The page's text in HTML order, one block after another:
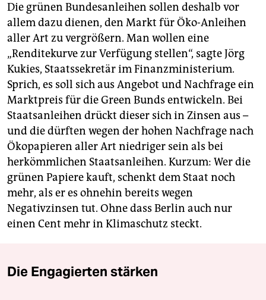
Die grünen Bundesanleihen sollen deshalb vor
allem dazu dienen, den Markt für Öko-Anleihen
aller Art zu vergrößern. Man wollen eine
„Renditekurve zur Verfügung stellen“, sagte Jörg
Kukies, Staatssekretär im Finanzministerium.
Sprich, es soll sich aus Angebot und Nachfrage ein
Marktpreis für die Green Bunds entwickeln. Bei
Staatsanleihen drückt dieser sich in Zinsen aus –
und die dürften wegen der hohen Nachfrage nach
Ökopapieren aller Art niedriger sein als bei
herkömmlichen Staatsanleihen. Kurzum: Wer die
grünen Papiere kauft, schenkt dem Staat noch
mehr, als er es ohnehin bereits wegen
Negativzinsen tut. Ohne dass Berlin auch nur
einen Cent mehr in Klimaschutz steckt.
Die Engagierten stärken